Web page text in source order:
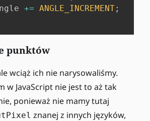
+= ANGLE_INCREMENT;
punktów
wciąż ich nie narysowaliśmy.
w JavaScript nie jest to aż tak
ponieważ nie mamy tutaj
znanej z innych języków,